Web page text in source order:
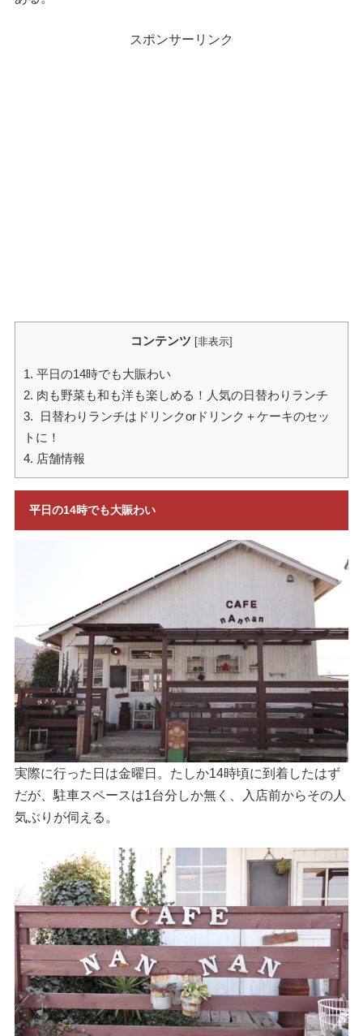
スポンサーリンク
コンテンツ [非表示]
1. 平日の14時でも大賑わい
2. 肉も野菜も和も洋も楽しめる！人気の日替わりランチ
3. 日替わりランチはドリンクorドリンク＋ケーキのセッ
トに！
4. 店舗情報
平日の14時でも大賑わい
実際に行った日は金曜日。たしか14時頃に到着したはず
だが、駐車スペースは1台分しか無く、入店前からその人
気ぶりが伺える。